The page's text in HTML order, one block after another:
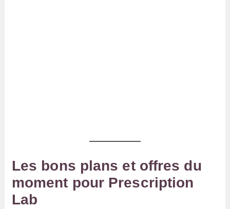
Les bons plans et offres du
moment pour Prescription
Lab